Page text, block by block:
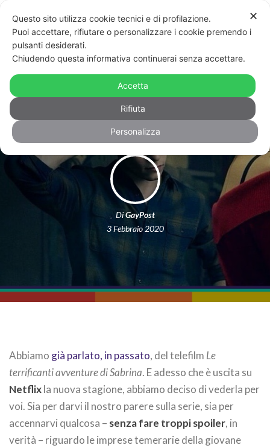
Le terrificanti avventure di Sabrina:
quando la magia si fonde con il queer
DiGayPost
3 Febbraio 2020
Abbiamo già parlato, in passato, del telefilm Le
terrificanti avventure di Sabrina. E adesso che è uscita su
Netflixla nuova stagione, abbiamo deciso di vederla per
voi. Sia per darvi il nostro parere sulla serie, sia per
accennarvi qualcosa – senza fare troppi spoiler, in
verità – riguardo le imprese temerarie della giovane
✕
Questo sito utilizza cookie tecnici e di profilazione.
Puoi accettare, rifiutare o personalizzare i cookie premendo i
pulsanti desiderati.
Chiudendo questa informativa continuerai senza accettare.
Accetta
Rifiuta
Personalizza